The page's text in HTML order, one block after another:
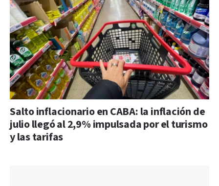
Salto inflacionario en CABA: la inflación de
julio llegó al 2,9% impulsada por el turismo
y las tarifas